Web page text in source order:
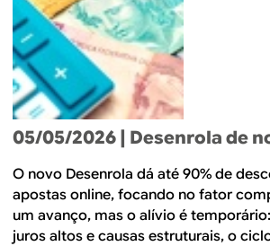
05/05/2026 | Desenrola de
O novo Desenrola dá até 90% de
apostas online, focando no fator
um avanço, mas o alívio é
juros altos e causas estruturais, o